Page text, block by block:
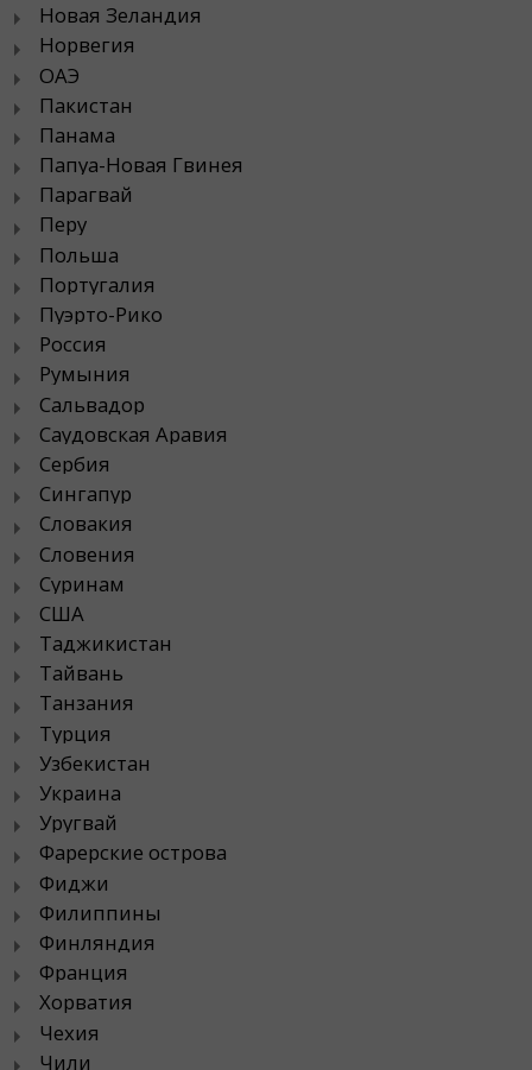
Новая Зеландия
Норвегия
ОАЭ
Пакистан
Панама
Папуа-Новая Гвинея
Парагвай
Перу
Польша
Португалия
Пуэрто-Рико
Россия
Румыния
Сальвадор
Саудовская Аравия
Сербия
Сингапур
Словакия
Словения
Суринам
США
Таджикистан
Тайвань
Танзания
Турция
Узбекистан
Украина
Уругвай
Фарерские острова
Фиджи
Филиппины
Финляндия
Франция
Хорватия
Чехия
Чили